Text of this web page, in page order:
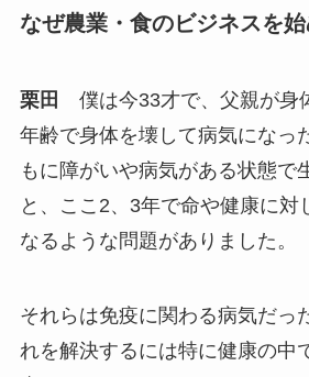
なぜ農業・食のビジネスを
栗田
僕は今33才で、父親が身
年齢で身体を壊して病気になっ
もに障がいや病気がある状態で
と、ここ2、3年で命や健康に対
なるような問題がありました。
それらは免疫に関わる病気だっ
れを解決するには特に健康の中